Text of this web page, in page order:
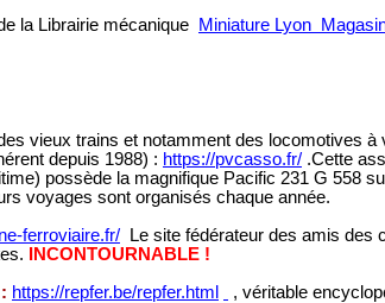
la Librairie mécanique
Miniature Lyon
vieux trains et notamment des locomotives à
depuis 1988) : https://pvcasso.fr/ .Cette
possède la magnifique Pacific 231 G 558
voyages sont organisés chaque année.
ferroviaire.fr/
Le site fédérateur des amis des
INCONTOURNABLE !
https://repfer.be/repfer.html
, véritable